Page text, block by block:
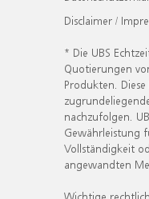
Disclaimer /
* Die UBS
Quotierungen
Produkten.
nachzufolgen.
Gewährleistung
Vollständigkeit
angewandten